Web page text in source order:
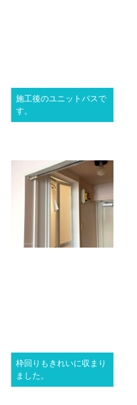
施工後のユニットバスで
す。
枠回りもきれいに収まり
ました。